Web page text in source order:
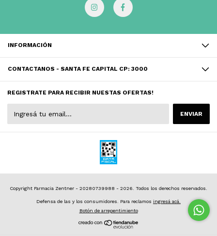
INFORMACIÓN
CONTACTANOS - SANTA FE CAPITAL CP: 3000
REGISTRATE PARA RECIBIR NUESTAS OFERTAS!
Copyright Farmacia Zentner - 20280739988 - 2026. Todos los derechos reservados.
Defensa de las y los consumidores. Para reclamos ingresá acá.
Botón de arrepentimiento